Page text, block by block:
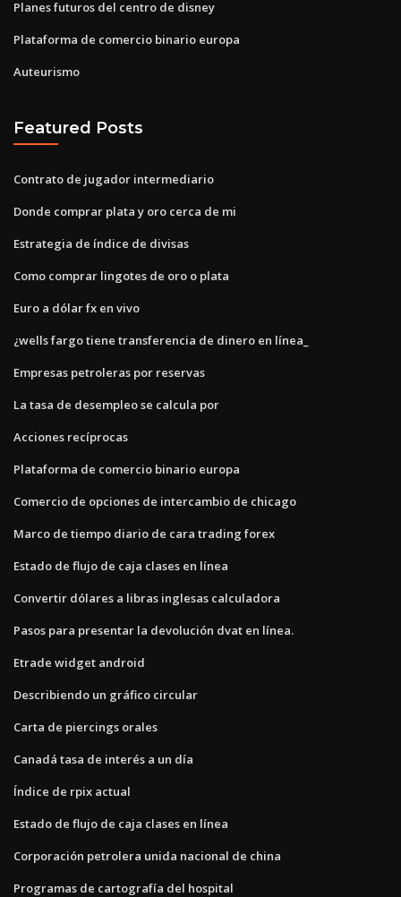
Planes futuros del centro de disney
Plataforma de comercio binario europa
Auteurismo
Featured Posts
Contrato de jugador intermediario
Donde comprar plata y oro cerca de mi
Estrategia de índice de divisas
Como comprar lingotes de oro o plata
Euro a dólar fx en vivo
¿wells fargo tiene transferencia de dinero en línea_
Empresas petroleras por reservas
La tasa de desempleo se calcula por
Acciones recíprocas
Plataforma de comercio binario europa
Comercio de opciones de intercambio de chicago
Marco de tiempo diario de cara trading forex
Estado de flujo de caja clases en línea
Convertir dólares a libras inglesas calculadora
Pasos para presentar la devolución dvat en línea.
Etrade widget android
Describiendo un gráfico circular
Carta de piercings orales
Canadá tasa de interés a un día
Índice de rpix actual
Estado de flujo de caja clases en línea
Corporación petrolera unida nacional de china
Programas de cartografía del hospital